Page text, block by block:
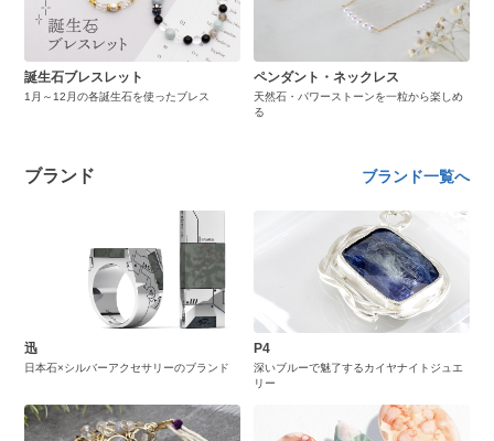
誕生石ブレスレット
1月～12月の各誕生石を使ったブレス
ペンダント・ネックレス
天然石・パワーストーンを一粒から楽しめ
る
ブランド ブランド一覧へ
迅
日本石×シルバーアクセサリーのブランド
P4
深いブルーで魅了するカイヤナイトジュエ
リー